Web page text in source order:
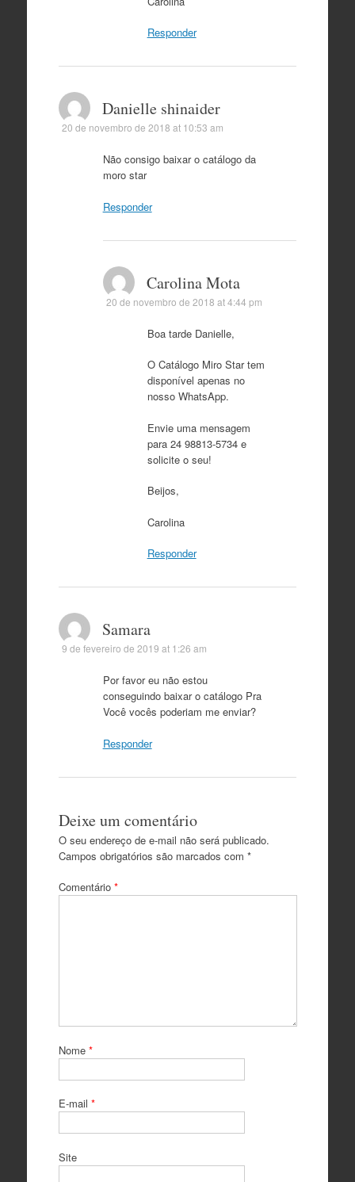
Responder
Danielle shinaider
20 de novembro de 2018 at 10:53 am
Não consigo baixar o catálogo da
moro star
Responder
Carolina Mota
20 de novembro de 2018 at 4:44 pm
Boa tarde Danielle,
O Catálogo Miro Star tem
disponível apenas no
nosso WhatsApp.
Envie uma mensagem
para 24 98813-5734 e
solicite o seu!
Beijos,
Carolina
Responder
Samara
9 de fevereiro de 2019 at 1:26 am
Por favor eu não estou
conseguindo baixar o catálogo Pra
Você vocês poderiam me enviar?
Responder
Deixe um comentário
O seu endereço de e-mail não será publicado.
Campos obrigatórios são marcados com *
Comentário *
Nome *
E-mail *
Site